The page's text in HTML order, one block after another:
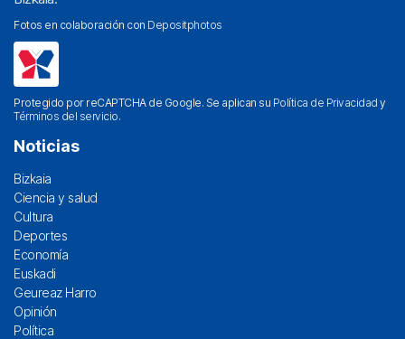
Fotos en colaboración con Depositphotos
Protegido por reCAPTCHA de Google. Se aplican su Política de Privacidad y
Términos del servicio.
Noticias
Bizkaia
Ciencia y salud
Cultura
Deportes
Economía
Euskadi
Geureaz Harro
Opinión
Política